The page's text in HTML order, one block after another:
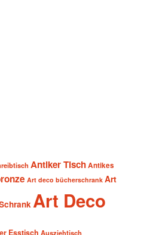
Antiker TischAntikes
Art deco bücherschrank Art
Art Deco
Esstisch Ausziehtisch